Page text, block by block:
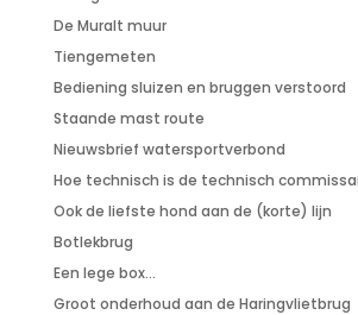
De Muralt muur
Tiengemeten
Bediening sluizen en bruggen verstoord
Staande mast route
Nieuwsbrief watersportverbond
Hoe technisch is de technisch
Ook de liefste hond aan de (korte) lijn
Botlekbrug
Een lege box…
Groot onderhoud aan de Haringvlietbrug